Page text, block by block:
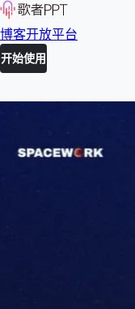
博客开放平台
开始使用